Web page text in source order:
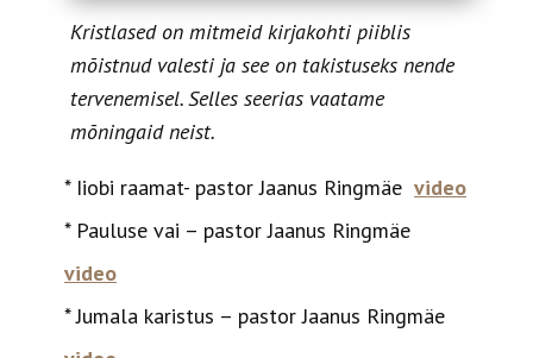
* Iiobi raamat- pastor Jaanus Ringmäe video
* Pauluse vai – pastor Jaanus Ringmäe
video
* Jumala karistus – pastor Jaanus Ringmäe
Kristlased on mitmeid kirjakohti piiblis
mõistnud valesti ja see on takistuseks nende
tervenemisel. Selles seerias vaatame
mõningaid neist.